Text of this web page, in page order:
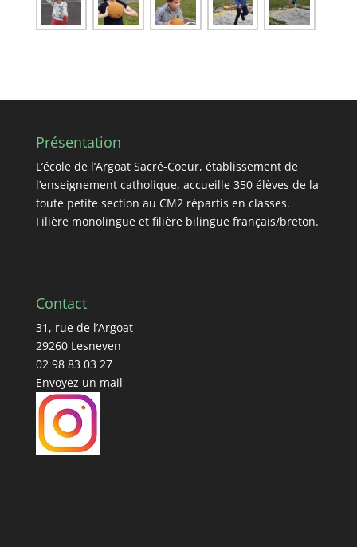
Présentation
L’école de l’Argoat Sacré-Coeur, établissement de
l’enseignement catholique, accueille 350 élèves de la
toute petite section au CM2 répartis en classes.
Filière monolingue et filière bilingue français/breton.
Contact
31, rue de l’Argoat
29260 Lesneven
02 98 83 03 27
Envoyez un mail